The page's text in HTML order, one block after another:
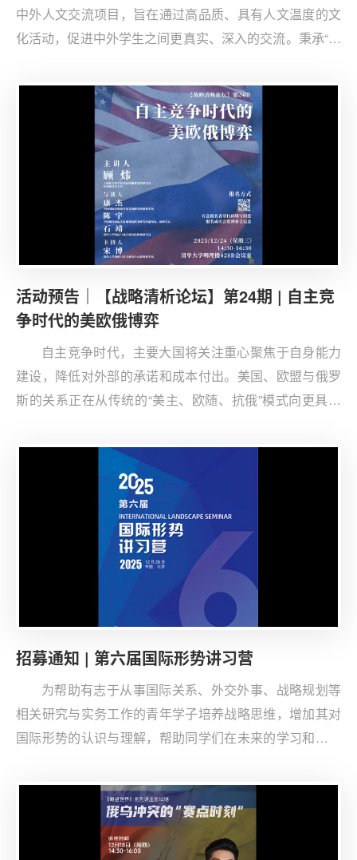
中外人文交流项目，旨在通过高品质、具有人文温度的文
化活动，促进中外学生之间更真实、深入的交流。秉承“国
希望以具体、可参与的文化实践，为中外学生创造真正交
流的空间。我们始终相信，文化的共鸣，是心灵相通最稳
活动预告｜【战略清析论坛】第24期 | 自主竞
争时代的美欧俄博弈
自主竞争时代，主要大国将关注重心聚焦于自身能力
建设，降低对外部的承诺和成本付出。美国、欧盟与俄罗
斯的关系正在从传统的“美主、欧随、抗俄”模式向更具平
势具有重要影响。本次论坛将围绕美欧俄博弈的历史与现
实进行动态跟踪和学理分析，探讨发展趋势和研究的新进
招募通知 | 第六届国际形势讲习营
为帮助有志于从事国际关系、外交外事、战略规划等
相关研究与实务工作的青年学子培养战略思维，增加其对
国际形势的认识与理解，帮助同学们在未来的学习和工作
（CISS）联合清华大学学生全球胜任力发展指导中心于
2022年首次开设“国际形势讲习营”课程，受到同学们的热
烈反响。为继续推进青年学子的战略思维培养工作，双中